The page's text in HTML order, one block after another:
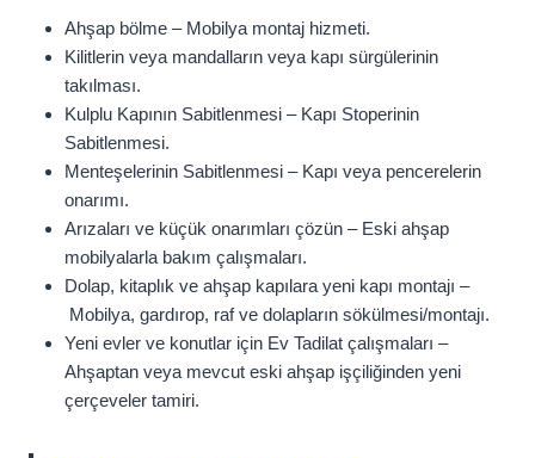
Ahşap bölme – Mobilya montaj hizmeti.
Kilitlerin veya mandalların veya kapı sürgülerinin
takılması.
Kulplu Kapının Sabitlenmesi – Kapı Stoperinin
Sabitlenmesi.
Menteşelerinin Sabitlenmesi – Kapı veya pencerelerin
onarımı.
Arızaları ve küçük onarımları çözün – Eski ahşap
mobilyalarla bakım çalışmaları.
Dolap, kitaplık ve ahşap kapılara yeni kapı montajı –
Mobilya, gardırop, raf ve dolapların sökülmesi/montajı.
Yeni evler ve konutlar için Ev Tadilat çalışmaları –
Ahşaptan veya mevcut eski ahşap işçiliğinden yeni
çerçeveler tamiri.